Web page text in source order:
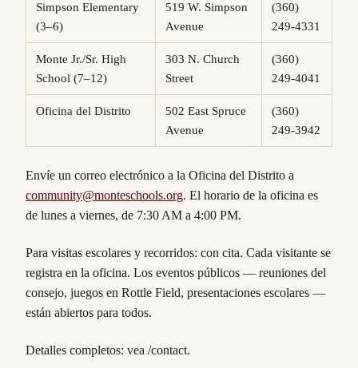
Simpson Elementary
(3–6)
519 W. Simpson
Avenue
(360)
249-4331
Monte Jr./Sr. High
School (7–12)
303 N. Church
Street
(360)
249-4041
Oficina del Distrito
502 East Spruce
Avenue
(360)
249-3942
Envíe un correo electrónico a la Oficina del Distrito a
community@monteschools.org. El horario de la oficina es
de lunes a viernes, de 7:30 AM a 4:00 PM.
Para visitas escolares y recorridos: con cita. Cada visitante se
registra en la oficina. Los eventos públicos — reuniones del
consejo, juegos en Rottle Field, presentaciones escolares —
están abiertos para todos.
Detalles completos: vea /contact.